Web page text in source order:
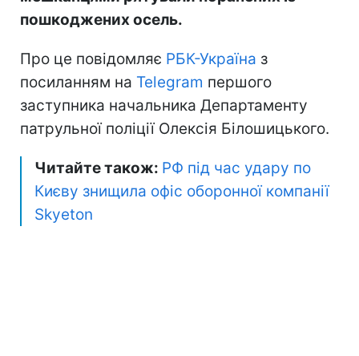
пошкоджених осель.
Про це повідомляє РБК-Україна з
посиланням на Telegram першого
заступника начальника Департаменту
патрульної поліції Олексія Білошицького.
Читайте також: РФ під час удару по
Києву знищила офіс оборонної компанії
Skyeton